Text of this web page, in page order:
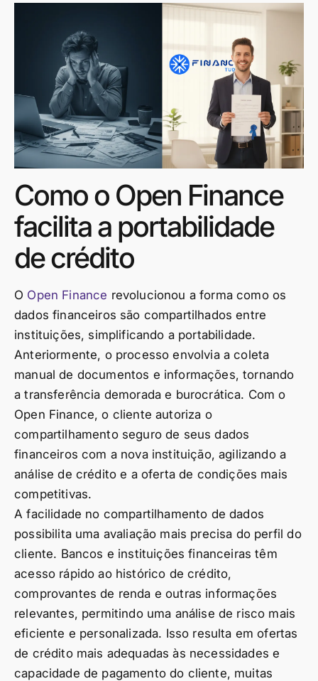
Como o Open Finance
facilita a portabilidade
de crédito
O Open Finance revolucionou a forma como os
dados financeiros são compartilhados entre
instituições, simplificando a portabilidade.
Anteriormente, o processo envolvia a coleta
manual de documentos e informações, tornando
a transferência demorada e burocrática. Com o
Open Finance, o cliente autoriza o
compartilhamento seguro de seus dados
financeiros com a nova instituição, agilizando a
análise de crédito e a oferta de condições mais
competitivas.
A facilidade no compartilhamento de dados
possibilita uma avaliação mais precisa do perfil do
cliente. Bancos e instituições financeiras têm
acesso rápido ao histórico de crédito,
comprovantes de renda e outras informações
relevantes, permitindo uma análise de risco mais
eficiente e personalizada. Isso resulta em ofertas
de crédito mais adequadas às necessidades e
capacidade de pagamento do cliente, muitas